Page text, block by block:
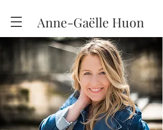
Anne-Gaëlle Huon